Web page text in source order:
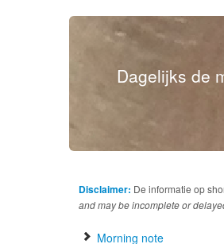
Dagelijks de
Disclaimer: De informatie op
and may be incomplete or
Morning note